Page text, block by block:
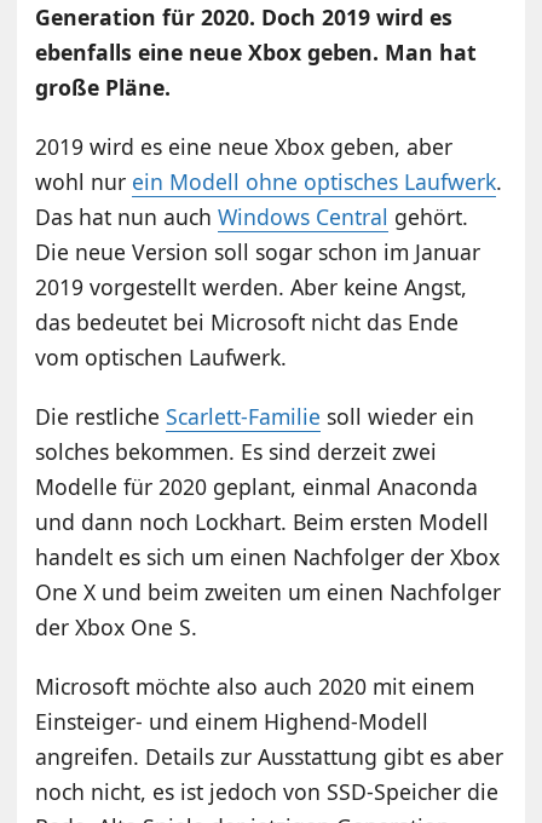
Generation für 2020. Doch 2019 wird es
ebenfalls eine neue Xbox geben. Man hat
große Pläne.
2019 wird es eine neue Xbox geben, aber
wohl nur ein Modell ohne optisches Laufwerk.
Das hat nun auchWindows Central gehört.
Die neue Version soll sogar schon im Januar
2019 vorgestellt werden. Aber keine Angst,
das bedeutet bei Microsoft nicht das Ende
vom optischen Laufwerk.
Die restlicheScarlett-Familie soll wieder ein
solches bekommen. Es sind derzeit zwei
Modelle für 2020 geplant, einmal Anaconda
und dann noch Lockhart. Beim ersten Modell
handelt es sich um einen Nachfolger der Xbox
One X und beim zweiten um einen Nachfolger
der Xbox One S.
Microsoft möchte also auch 2020 mit einem
Einsteiger- und einem Highend-Modell
angreifen. Details zur Ausstattung gibt es aber
noch nicht, es ist jedoch von SSD-Speicher die